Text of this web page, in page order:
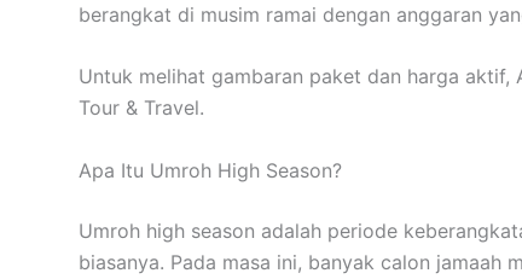
berangkat di musim ramai dengan anggaran
Untuk melihat gambaran paket dan harga aktif,
Tour & Travel.
Apa Itu Umroh High Season?
Umroh high season adalah periode
biasanya. Pada masa ini, banyak calon jamaah